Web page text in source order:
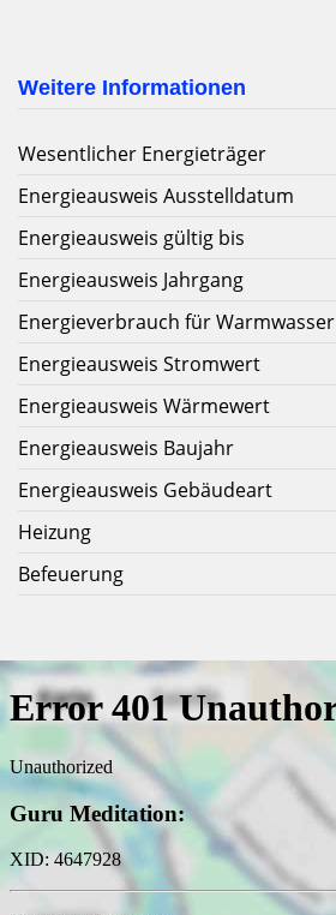
Weitere Informationen
Wesentlicher Energieträger
Energieausweis Ausstelldatum
Energieausweis gültig bis
Energieausweis Jahrgang
Energieverbrauch für Warmwasser
Energieausweis Stromwert
Energieausweis Wärmewert
Energieausweis Baujahr
Energieausweis Gebäudeart
Heizung
Befeuerung